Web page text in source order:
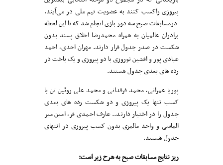
پیروزی راکسب کنند به عضویت تیم ملی در می‌آیند.
درمسابقات صبح سه دور بازی انجام شد که تا این لحظه
برادران عالمیان به همراه محمدرضا اخلاق پسند بدون
شکست در صدر جدول قرار دارند. مهران احدی، احمد
عبادی پور و افشین نوروزی با دو پیروزی و یک باخت در
رده های بعدی جدول هستند.
پوریا عمرانی، محمد فرقدانی و محمد علی روئین تن با
کسب تنها یک پیروزی و دو شکست رده های بعدی
جدول را در اختیار دارند.. عارف احمدی فر، امین میر
الماسی و واحد مالمری بدون کسب پیروزی در انتهای
جدول هستند.
ریز نتایج مسابقات صبح به شرح زیر است: